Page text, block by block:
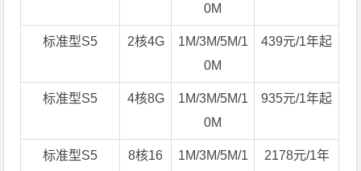
0M
标准型S5 2核4G
1M/3M/5M/1
0M
439元/1年起
标准型S5 4核8G
1M/3M/5M/1
0M
935元/1年起
标准型S5
8核16
1M/3M/5M/1
2178元/1年